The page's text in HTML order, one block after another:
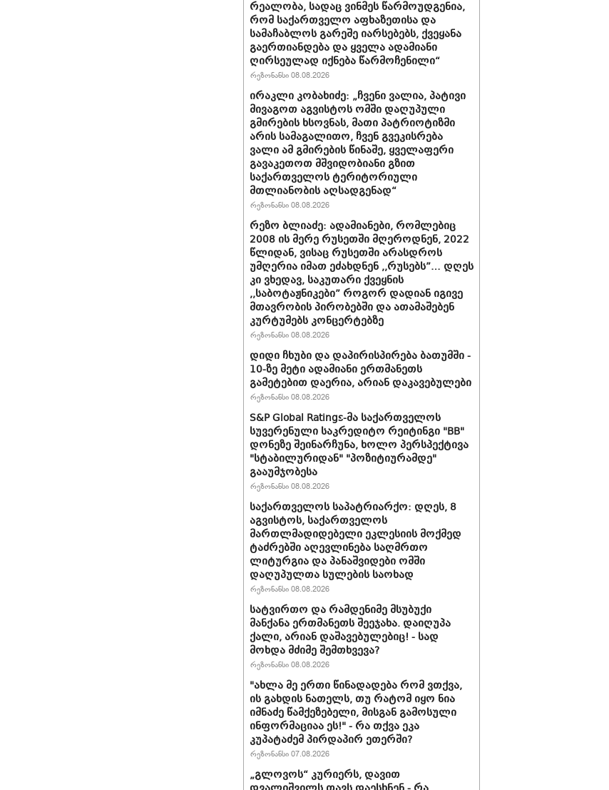
რეალობა, სადაც ვინმეს წარმოუდგენია,
რომ საქართველო აფხაზეთისა და
სამაჩაბლოს გარეშე იარსებებს, ქვეყანა
გაერთიანდება და ყველა ადამიანი
ღირსეულად იქნება წარმოჩენილი“
რეზონანსი 08.08.2026
ირაკლი კობახიძე: „ჩვენი ვალია, პატივი
მივაგოთ აგვისტოს ომში დაღუპული
გმირების ხსოვნას, მათი პატრიოტიზმი
არის სამაგალითო, ჩვენ გვეკისრება
ვალი ამ გმირების წინაშე, ყველაფერი
გავაკეთოთ მშვიდობიანი გზით
საქართველოს ტერიტორიული
მთლიანობის აღსადგენად“
რეზონანსი 08.08.2026
რეზო ბლიაძე: ადამიანები, რომლებიც
2008 ის მერე რუსეთში მღეროდნენ, 2022
წლიდან, ვისაც რუსეთში არასდროს
უმღერია იმათ ეძახდნენ ,,რუსებს”… დღეს
კი ვხედავ, საკუთარი ქვეყნის
,,საბოტაჟნიკები” როგორ დადიან იგივე
მთავრობის პირობებში და ათამაშებენ
კურტუმებს კონცერტებზე
რეზონანსი 08.08.2026
დიდი ჩხუბი და დაპირისპირება ბათუმში -
10-ზე მეტი ადამიანი ერთმანეთს
გამეტებით დაერია, არიან დაკავებულები
რეზონანსი 08.08.2026
S&P Global Ratings-მა საქართველოს
სუვერენული საკრედიტო რეიტინგი "BB"
დონეზე შეინარჩუნა, ხოლო პერსპექტივა
"სტაბილურიდან" "პოზიტიურამდე"
გააუმჯობესა
რეზონანსი 08.08.2026
საქართველოს საპატრიარქო: დღეს, 8
აგვისტოს, საქართველოს
მართლმადიდებელი ეკლესიის მოქმედ
ტაძრებში აღევლინება საღმრთო
ლიტურგია და პანაშვიდები ომში
დაღუპულთა სულების საოხად
რეზონანსი 08.08.2026
სატვირთო და რამდენიმე მსუბუქი
მანქანა ერთმანეთს შეეჯახა. დაიღუპა
ქალი, არიან დაშავებულებიც! - სად
მოხდა მძიმე შემთხვევა?
რეზონანსი 08.08.2026
"ახლა მე ერთი წინადადება რომ ვთქვა,
ის გახდის ნათელს, თუ რატომ იყო ნია
იმნაძე წამქეზებელი, მისგან გამოსული
ინფორმაციაა ეს!" - რა თქვა ეკა
კუპატაძემ პირდაპირ ეთერში?
რეზონანსი 07.08.2026
„გლოვოს“ კურიერს, დავით